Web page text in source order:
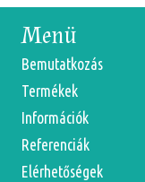
Menü
Bemutatkozás
Termékek
Információk
Referenciák
Elérhetőségek